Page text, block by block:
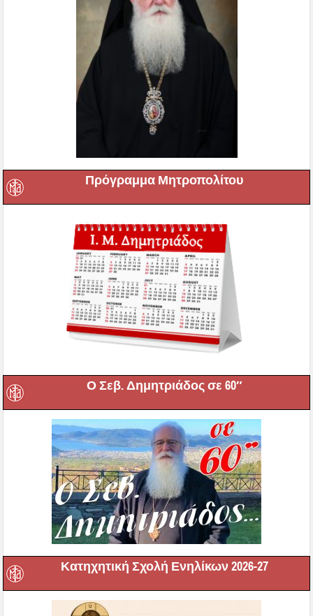
Πρόγραμμα Μητροπολίτου
Ο Σεβ. Δημητριάδος σε 60″
Κατηχητική Σχολή Ενηλίκων 2026-27